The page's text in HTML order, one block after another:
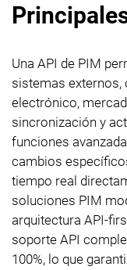
Una API de PIM
sistemas
electrónico,
sincronización y
funciones
cambios
tiempo real
soluciones PIM
arquitectura API-
soporte API
100%, lo que